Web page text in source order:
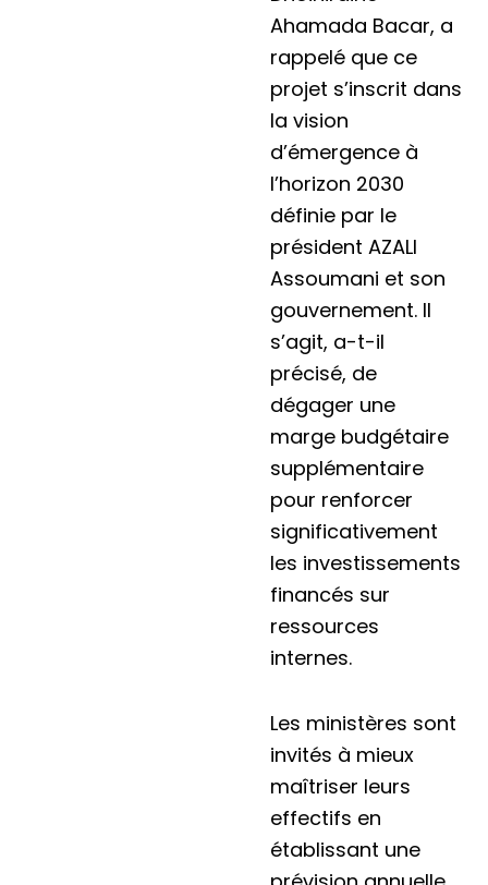
Ahamada Bacar, a
rappelé que ce
projet s’inscrit dans
la vision
d’émergence à
l’horizon 2030
définie par le
président AZALI
Assoumani et son
gouvernement. Il
s’agit, a-t-il
précisé, de
dégager une
marge budgétaire
supplémentaire
pour renforcer
significativement
les investissements
financés sur
ressources
internes.
Les ministères sont
invités à mieux
maîtriser leurs
effectifs en
établissant une